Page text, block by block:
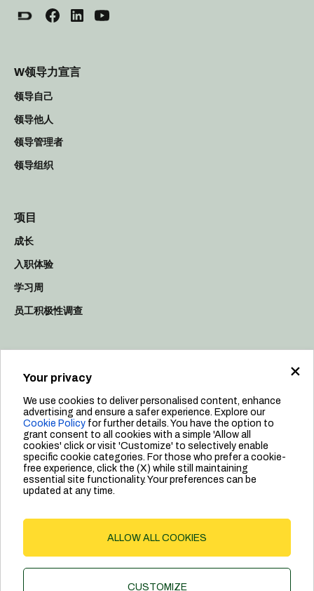
×
Your privacy
We use cookies to deliver personalised content, enhance
advertising and ensure a safer experience. Explore our
Cookie Policyfor further details. You have the option to
grant consent to all cookies with a simple 'Allow all
cookies' click or visit 'Customize' to selectively enable
specific cookie categories. For those who prefer a cookie-
free experience, click the (X) while still maintaining
essential site functionality. Your preferences can be
updated at any time.
ALLOW ALL COOKIES
CUSTOMIZE
W领导力宣言
领导自己
领导他人
领导管理者
领导组织
项目
成长
入职体验
学习周
员工积极性调查
可持续发展
宣言和价值观
员工
领导力
Privacy Policy